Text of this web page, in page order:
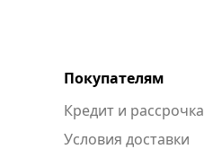
Покупателям
Кредит и рассрочка
Условия доставки